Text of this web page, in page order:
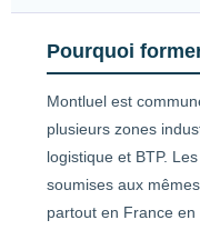
Pourquoi
Montluel est
plusieurs zones
logistique et BTP.
soumises aux
partout en France